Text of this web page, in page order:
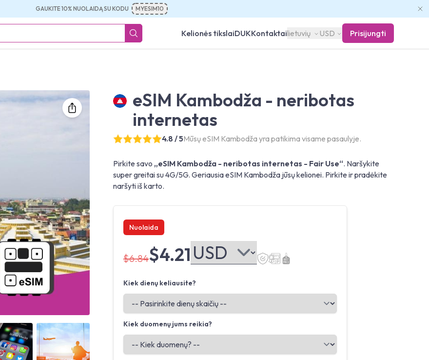
GAUKITE 10% NUOLAIDĄ SU KODU MYESIM10
Kelionės tikslaiDUKKontaktailietuvių USD Prisijungti
Angled view Angled view
eSIM Kambodža - neribotas
internetas
4.8 / 5Mūsų eSIM Kambodža yra patikima visame pasaulyje.
Pirkite savo „eSIM Kambodža - neribotas internetas - Fair Use“. Naršykite
super greitai su 4G/5G. Geriausia eSIM Kambodža jūsų kelionei. Pirkite ir pradėkite
naršyti iš karto.
Nuolaida
$6.84$4.21
Kiek dienų keliausite?
Kiek duomenų jums reikia?